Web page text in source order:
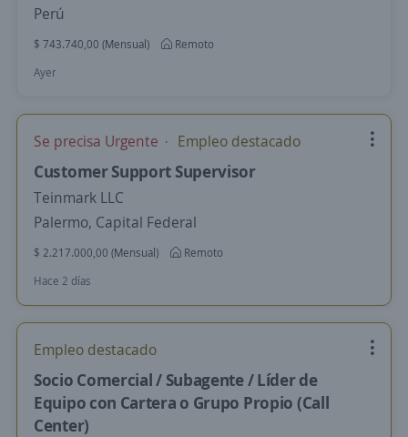
Perú
$ 743.740,00 (Mensual)
Remoto
Ayer
Se precisa Urgente Empleo destacado
Customer Support Supervisor
Teinmark LLC
Palermo, Capital Federal
$ 2.217.000,00 (Mensual)
Remoto
Hace 2 días
Empleo destacado
Socio Comercial / Subagente / Líder de
Equipo con Cartera o Grupo Propio (Call
Center)